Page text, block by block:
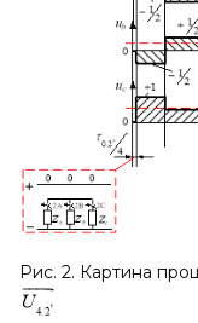
Рис. 2. Картина